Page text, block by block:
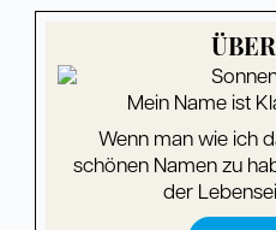
Mein Name ist
Wenn man wie ich
schönen Namen zu
der